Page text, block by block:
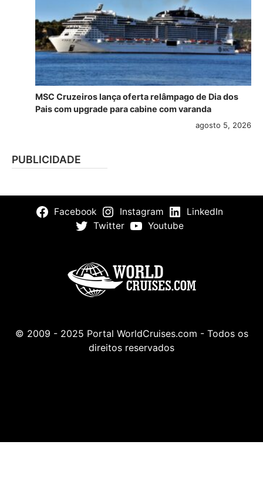
MSC Cruzeiros lança oferta relâmpago de Dia dos
Pais com upgrade para cabine com varanda
agosto 5, 2026
PUBLICIDADE
Facebook Instagram
LinkedIn
Twitter
Youtube
© 2009 - 2025 Portal WorldCruises.com - Todos os
direitos reservados